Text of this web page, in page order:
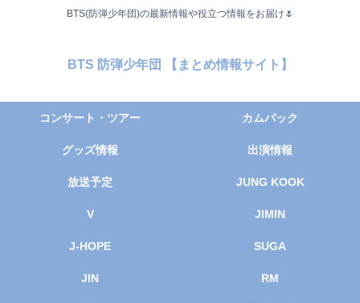
BTS(防弾少年団)の最新情報や役立つ情報をお届け🌷
BTS 防弾少年団 【まとめ情報サイト】
コンサート・ツアー カムバック
グッズ情報 出演情報
放送予定 JUNG KOOK
V JIMIN
J-HOPE SUGA
JIN RM